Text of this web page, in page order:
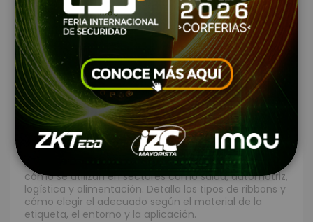
Todo sobre los Ribbons Zebra:
Tipos y Usos en Cada Industria
Creado: Junio 19, 2025 | Categories: Ribbons |
Comentarios: 2 Tags: zebra
Este artículo explica qué son los ribbons Zebra y
cómo se utilizan en sectores como salud, automotriz,
logística y alimentación. Detalla los tipos de ribbons y
cómo elegir el adecuado según el material de la
etiqueta, el entorno y la aplicación.